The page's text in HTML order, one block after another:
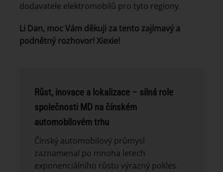
dodavatele elektromobilů pro tyto regiony.
Li Dan, moc Vám děkuji za tento zajímavý a
podnětný rozhovor! Xiexie!
Růst, inovace a lokalizace – silná role
společnosti MD na čínském
automobilovém trhu
Čínský automobilový průmysl
zaznamenal po mnoha letech
exponenciálního růstu výrazný pokles.